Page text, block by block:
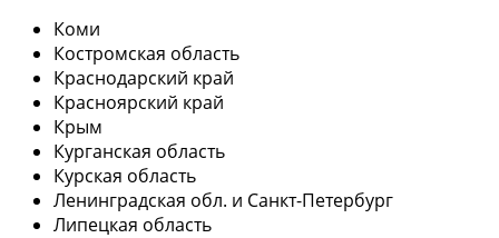
Коми
Костромская область
Краснодарский край
Красноярский край
Крым
Курганская область
Курская область
Ленинградская обл. и Санкт-Петербург
Липецкая область